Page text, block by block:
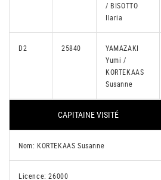
/ BISOTTO
Ilaria
D2 25840
YAMAZAKI
Yumi /
KORTEKAAS
Susanne
CAPITAINE VISITÉ
Nom: KORTEKAAS Susanne
Licence: 26000